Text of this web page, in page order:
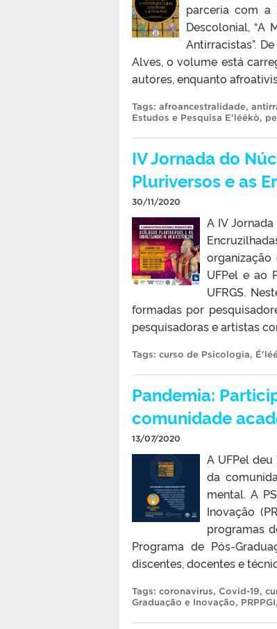
parceria com a
Descolonial, “A
Antirracistas”.
Alves, o volume está
autores, enquanto
Tags: afroancestralidade,
Estudos e Pesquisa E’léékò,
IV Jornada do
Pluriversos e as
30/11/2020
A IV
organização
UFPel e ao
UFRGS.
formadas por
pesquisadoras e artistas
Tags: curso de Psicologia,
Pandemia:
comunidade
13/07/2020
A UFPel
da
mental. A
Inovação
programas
Programa de Pós-
discentes, docentes e
Tags: coronavirus, Covid-19,
Graduação e Inovação, PRPPGI,